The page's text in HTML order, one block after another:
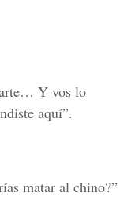
Y vos lo
aquí”.
matar al chino?”